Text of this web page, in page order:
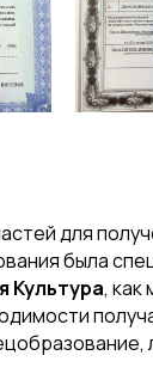
для
была
Культура, как